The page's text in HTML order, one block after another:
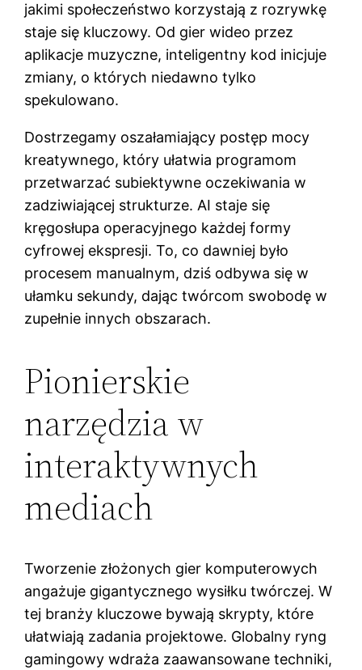
jakimi społeczeństwo korzystają z rozrywkę
staje się kluczowy. Od gier wideo przez
aplikacje muzyczne, inteligentny kod inicjuje
zmiany, o których niedawno tylko
spekulowano.
Dostrzegamy oszałamiający postęp mocy
kreatywnego, który ułatwia programom
przetwarzać subiektywne oczekiwania w
zadziwiającej strukturze. AI staje się
kręgosłupa operacyjnego każdej formy
cyfrowej ekspresji. To, co dawniej było
procesem manualnym, dziś odbywa się w
ułamku sekundy, dając twórcom swobodę w
zupełnie innych obszarach.
Pionierskie
narzędzia w
interaktywnych
mediach
Tworzenie złożonych gier komputerowych
angażuje gigantycznego wysiłku twórczej. W
tej branży kluczowe bywają skrypty, które
ułatwiają zadania projektowe. Globalny ryng
gamingowy wdraża zaawansowane techniki,